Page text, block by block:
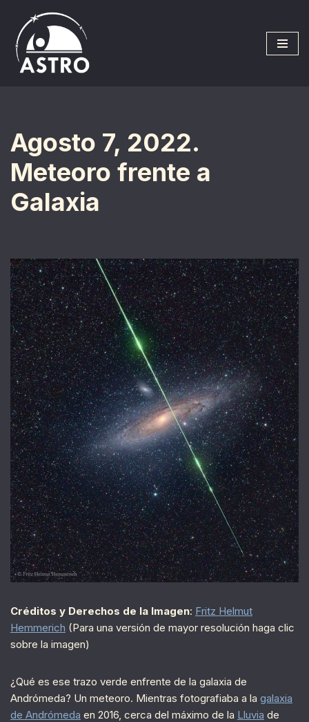
Saltar
al
contenido
Agosto 7, 2022.
Meteoro frente a
Galaxia
Créditos y Derechos de la Imagen: Fritz Helmut
Hemmerich (Para una versión de mayor resolución haga clic
sobre la imagen)
¿Qué es ese trazo verde enfrente de la galaxia de
Andrómeda? Un meteoro. Mientras fotografiaba a la galaxia
de Andrómeda en 2016, cerca del máximo de la Lluvia de